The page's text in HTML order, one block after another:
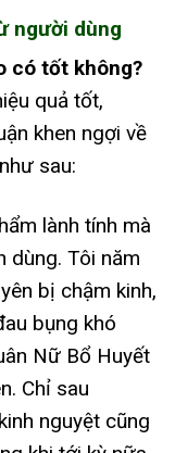
người dùng
có tốt không?
quả tốt,
khen ngợi về
sau:
lành tính mà
dùng. Tôi năm
bị chậm kinh,
bụng khó
Nữ Bổ Huyết
Chỉ sau
nguyệt cũng